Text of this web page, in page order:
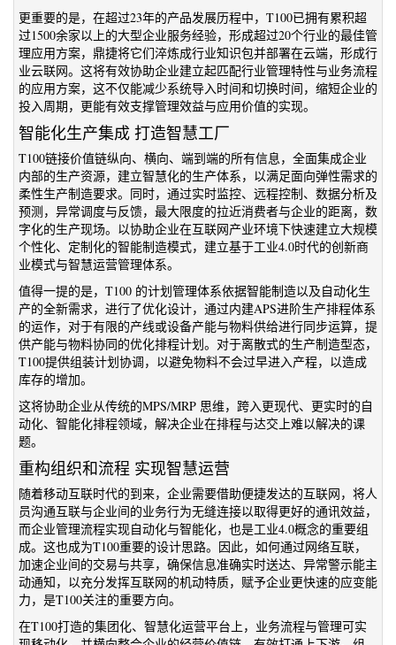
更重要的是，在超过23年的产品发展历程中，T100已拥有累积超
过1500余家以上的大型企业服务经验，形成超过20个行业的最佳管
理应用方案，鼎捷将它们淬炼成行业知识包并部署在云端，形成行
业云联网。这将有效协助企业建立起匹配行业管理特性与业务流程
的应用方案，这不仅能减少系统导入时间和切换时间，缩短企业的
投入周期，更能有效支撑管理效益与应用价值的实现。
智能化生产集成 打造智慧工厂
T100链接价值链纵向、横向、端到端的所有信息，全面集成企业
内部的生产资源，建立智慧化的生产体系，以满足面向弹性需求的
柔性生产制造要求。同时，通过实时监控、远程控制、数据分析及
预测，异常调度与反馈，最大限度的拉近消费者与企业的距离，数
字化的生产现场。以协助企业在互联网产业环境下快速建立大规模
个性化、定制化的智能制造模式，建立基于工业4.0时代的创新商
业模式与智慧运营管理体系。
值得一提的是，T100 的计划管理体系依据智能制造以及自动化生
产的全新需求，进行了优化设计，通过内建APS进阶生产排程体系
的运作，对于有限的产线或设备产能与物料供给进行同步运算，提
供产能与物料协同的优化排程计划。对于离散式的生产制造型态，
T100提供组装计划协调，以避免物料不会过早进入产程，以造成
库存的增加。
这将协助企业从传统的MPS/MRP 思维，跨入更现代、更实时的自
动化、智能化排程领域，解决企业在排程与达交上难以解决的课
题。
重构组织和流程 实现智慧运营
随着移动互联时代的到来，企业需要借助便捷发达的互联网，将人
员沟通互联与企业间的业务行为无缝连接以取得更好的通讯效益，
而企业管理流程实现自动化与智能化，也是工业4.0概念的重要组
成。这也成为T100重要的设计思路。因此，如何通过网络互联，
加速企业间的交易与共享，确保信息准确实时送达、异常警示能主
动通知，以充分发挥互联网的机动特质，赋予企业更快速的应变能
力，是T100关注的重要方向。
在T100打造的集团化、智慧化运营平台上，业务流程与管理可实